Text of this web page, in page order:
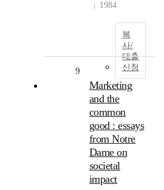
1984
복
사/
대출
신청
9
Marketing
and the
common
good : essays
from Notre
Dame on
societal
impact